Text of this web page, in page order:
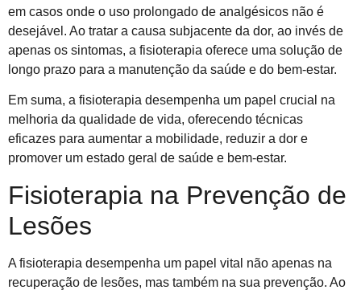
em casos onde o uso prolongado de analgésicos não é
desejável. Ao tratar a causa subjacente da dor, ao invés de
apenas os sintomas, a fisioterapia oferece uma solução de
longo prazo para a manutenção da saúde e do bem-estar.
Em suma, a fisioterapia desempenha um papel crucial na
melhoria da qualidade de vida, oferecendo técnicas
eficazes para aumentar a mobilidade, reduzir a dor e
promover um estado geral de saúde e bem-estar.
Fisioterapia na Prevenção de
Lesões
A fisioterapia desempenha um papel vital não apenas na
recuperação de lesões, mas também na sua prevenção. Ao